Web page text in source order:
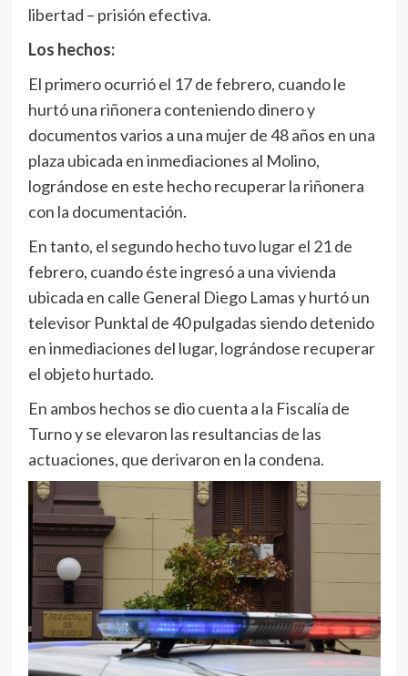
libertad – prisión efectiva.
Los hechos:
El primero ocurrió el 17 de febrero, cuando le
hurtó una riñonera conteniendo dinero y
documentos varios a una mujer de 48 años en una
plaza ubicada en inmediaciones al Molino,
lográndose en este hecho recuperar la riñonera
con la documentación.
En tanto, el segundo hecho tuvo lugar el 21 de
febrero, cuando éste ingresó a una vivienda
ubicada en calle General Diego Lamas y hurtó un
televisor Punktal de 40 pulgadas siendo detenido
en inmediaciones del lugar, lográndose recuperar
el objeto hurtado.
En ambos hechos se dio cuenta a la Fiscalía de
Turno y se elevaron las resultancias de las
actuaciones, que derivaron en la condena.